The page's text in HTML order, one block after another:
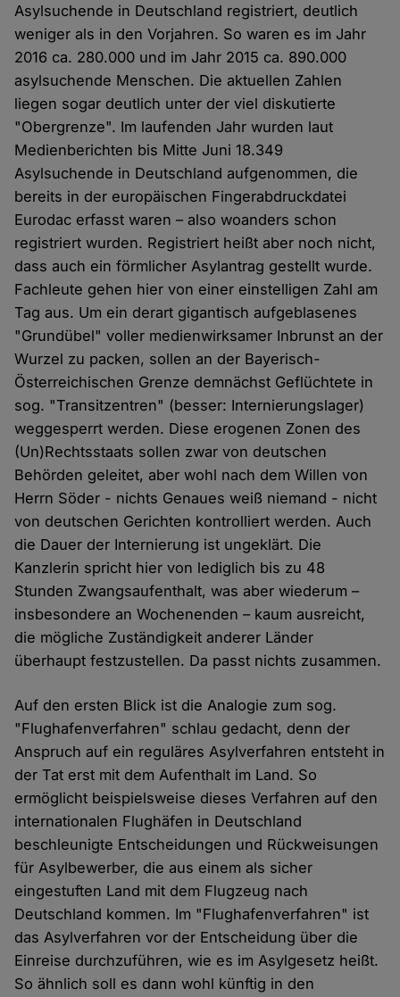
Asylsuchende in Deutschland registriert, deutlich
weniger als in den Vorjahren. So waren es im Jahr
2016 ca. 280.000 und im Jahr 2015 ca. 890.000
asylsuchende Menschen. Die aktuellen Zahlen
liegen sogar deutlich unter der viel diskutierte
"Obergrenze". Im laufenden Jahr wurden laut
Medienberichten bis Mitte Juni 18.349
Asylsuchende in Deutschland aufgenommen, die
bereits in der europäischen Fingerabdruckdatei
Eurodac erfasst waren – also woanders schon
registriert wurden. Registriert heißt aber noch nicht,
dass auch ein förmlicher Asylantrag gestellt wurde.
Fachleute gehen hier von einer einstelligen Zahl am
Tag aus. Um ein derart gigantisch aufgeblasenes
"Grundübel" voller medienwirksamer Inbrunst an der
Wurzel zu packen, sollen an der Bayerisch-
Österreichischen Grenze demnächst Geflüchtete in
sog. "Transitzentren" (besser: Internierungslager)
weggesperrt werden. Diese erogenen Zonen des
(Un)Rechtsstaats sollen zwar von deutschen
Behörden geleitet, aber wohl nach dem Willen von
Herrn Söder - nichts Genaues weiß niemand - nicht
von deutschen Gerichten kontrolliert werden. Auch
die Dauer der Internierung ist ungeklärt. Die
Kanzlerin spricht hier von lediglich bis zu 48
Stunden Zwangsaufenthalt, was aber wiederum –
insbesondere an Wochenenden – kaum ausreicht,
die mögliche Zuständigkeit anderer Länder
überhaupt festzustellen. Da passt nichts zusammen.
Auf den ersten Blick ist die Analogie zum sog.
"Flughafenverfahren" schlau gedacht, denn der
Anspruch auf ein reguläres Asylverfahren entsteht in
der Tat erst mit dem Aufenthalt im Land. So
ermöglicht beispielsweise dieses Verfahren auf den
internationalen Flughäfen in Deutschland
beschleunigte Entscheidungen und Rückweisungen
für Asylbewerber, die aus einem als sicher
eingestuften Land mit dem Flugzeug nach
Deutschland kommen. Im "Flughafenverfahren" ist
das Asylverfahren vor der Entscheidung über die
Einreise durchzuführen, wie es im Asylgesetz heißt.
So ähnlich soll es dann wohl künftig in den